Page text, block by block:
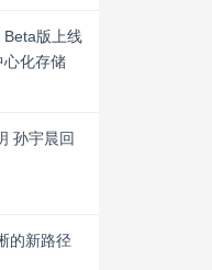
版上线
心化存储
孙宇晨回
的新路径